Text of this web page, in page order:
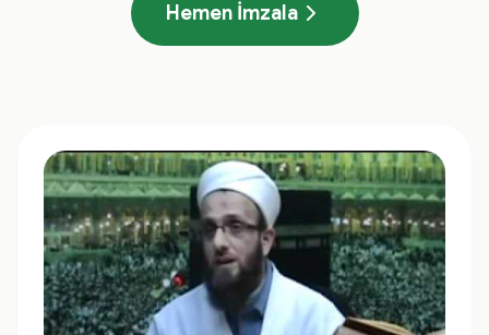
Hemen İmzala